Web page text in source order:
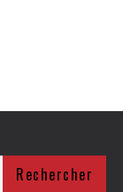
Rechercher